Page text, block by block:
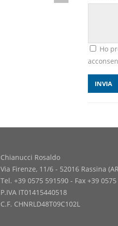
Ho
Chianucci Rosaldo
Via Firenze, 11/6 - 52016 Rassina
Tel. +39 0575 591590 - Fax +39
P.IVA IT01415440518
C.F. CHNRLD48T09C102L